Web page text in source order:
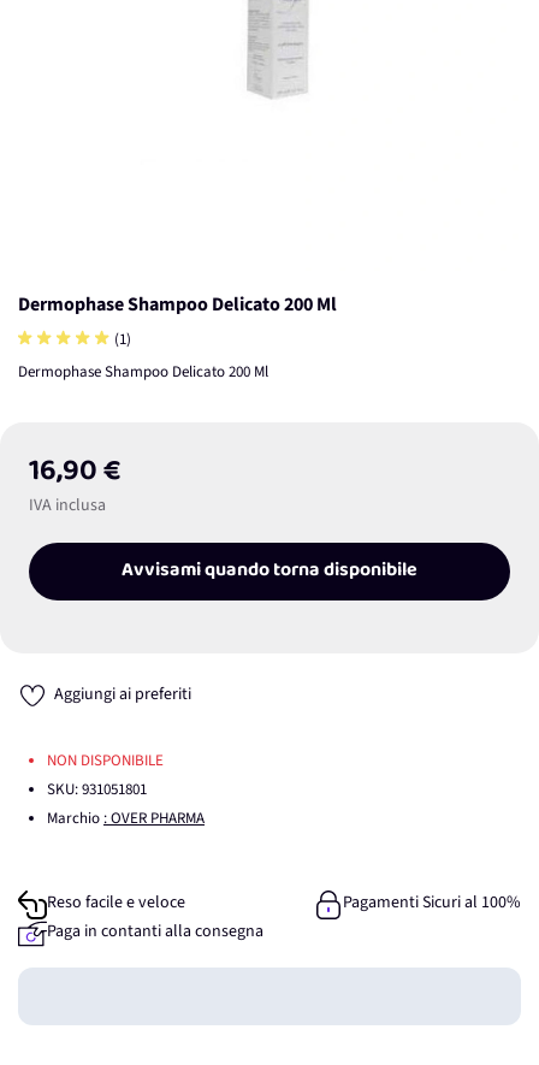
Dermophase Shampoo Delicato 200 Ml
(1)
Dermophase Shampoo Delicato 200 Ml
16,90 €
IVA inclusa
Avvisami quando torna disponibile
Aggiungi ai preferiti
NON DISPONIBILE
SKU:931051801
Marchio : OVER PHARMA
Reso facile e veloce
Pagamenti Sicuri al 100%
Paga in contanti alla consegna
Guadagna